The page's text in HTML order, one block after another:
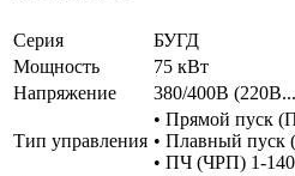
Серия
БУГД
Мощность
75 кВт
Напряжение
380/400В
Тип управления
• Прямой пуск
• Плавный
• ПЧ (ЧРП) 1-